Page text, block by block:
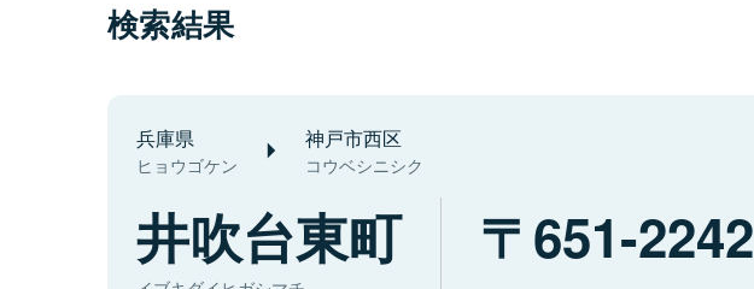
検索結果
兵庫県
ヒョウゴケン
神戸市西区
コウベシニシク
井吹台東町 651-2242